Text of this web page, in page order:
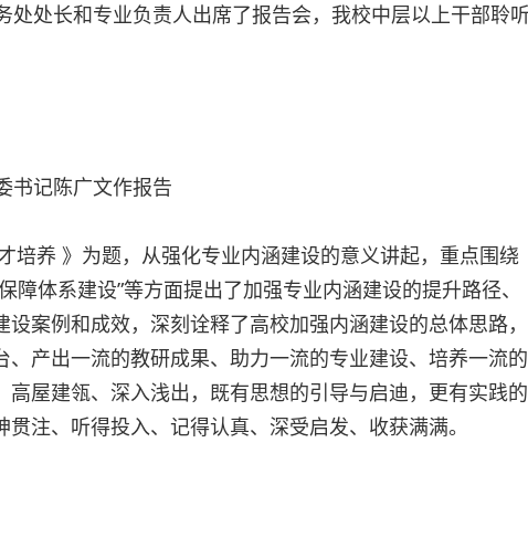
处长和专业负责人出席了报告会，我校中层以上干部聆
书记陈广文作报告
培养 》为题，从强化专业内涵建设的意义讲起，重点围绕
体系建设”等方面提出了加强专业内涵建设的提升路径、
案例和成效，深刻诠释了高校加强内涵建设的总体思路，
产出一流的教研成果、助力一流的专业建设、培养一流的
屋建瓴、深入浅出，既有思想的引导与启迪，更有实践的
注、听得投入、记得认真、深受启发、收获满满。